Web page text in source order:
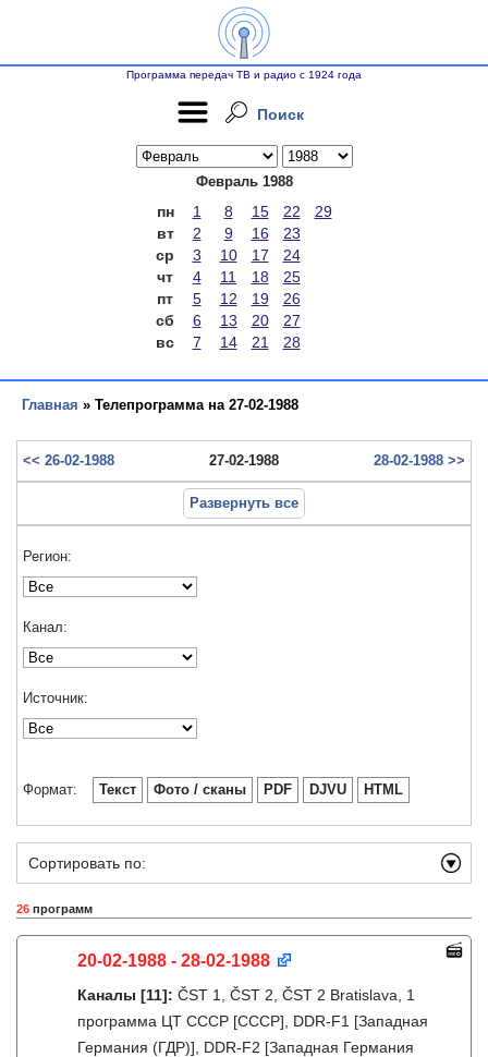
Программа передач ТВ и радио с 1924 года
Поиск
Февраль 1988
пн 1 8 15 22
29
вт
2 9 16
23
ср
3 10 17
24
чт
4 11 18
25
пт
5 12 19
26
сб
6 13 20
27
вс
7 14 21 28
Главная » Телепрограмма на 27-02-1988
<< 26-02-1988 27-02-1988 28-02-1988 >>
Развернуть все
Регион:
Канал:
Источник:
Формат: Текст Фото / сканы PDF DJVU HTML
Сортировать по:
26 программ
20-02-1988 - 28-02-1988
Каналы [11]: ČST 1, ČST 2, ČST 2 Bratislava, 1
программа ЦТ СССР [СССР], DDR-F1 [Западная
Германия (ГДР)], DDR-F2 [Западная Германия